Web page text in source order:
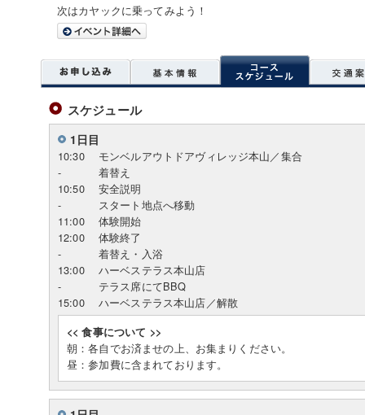
次はカヤックに乗ってみよう！
スケジュール
1日目
10:30
モンベルアウトドアヴィレッジ本山／集合
-
着替え
10:50
安全説明
-
スタート地点へ移動
11:00
体験開始
12:00
体験終了
-
着替え・入浴
13:00
ハーベステラス本山店
-
テラス席にてBBQ
15:00
ハーベステラス本山店／解散
<< 食事について >>
朝：各自でお済ませの上、お集まりください。
昼：参加費に含まれております。